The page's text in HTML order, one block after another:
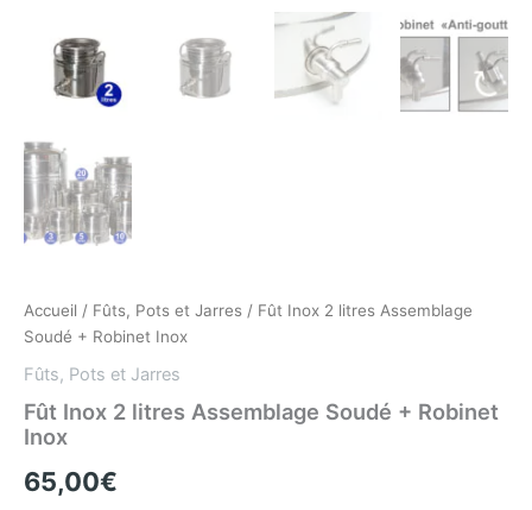
Accueil / Fûts, Pots et Jarres / Fût Inox 2 litres Assemblage
Soudé + Robinet Inox
Fûts, Pots et Jarres
Fût Inox 2 litres Assemblage Soudé + Robinet
Inox
65,00€